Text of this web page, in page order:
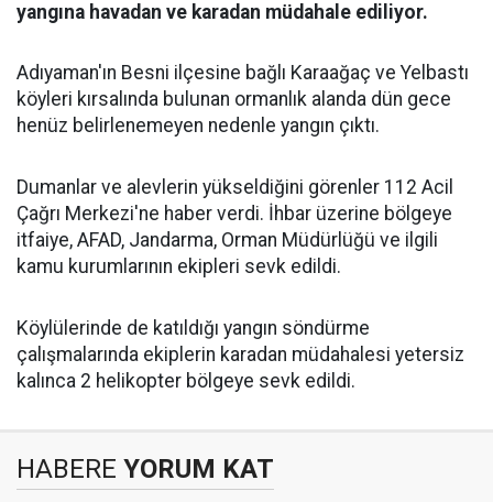
yangına havadan ve karadan müdahale ediliyor.
Adıyaman'ın Besni ilçesine bağlı Karaağaç ve Yelbastı
köyleri kırsalında bulunan ormanlık alanda dün gece
henüz belirlenemeyen nedenle yangın çıktı.
Dumanlar ve alevlerin yükseldiğini görenler 112 Acil
Çağrı Merkezi'ne haber verdi. İhbar üzerine bölgeye
itfaiye, AFAD, Jandarma, Orman Müdürlüğü ve ilgili
kamu kurumlarının ekipleri sevk edildi.
Köylülerinde de katıldığı yangın söndürme
çalışmalarında ekiplerin karadan müdahalesi yetersiz
kalınca 2 helikopter bölgeye sevk edildi.
HABERE YORUM KAT